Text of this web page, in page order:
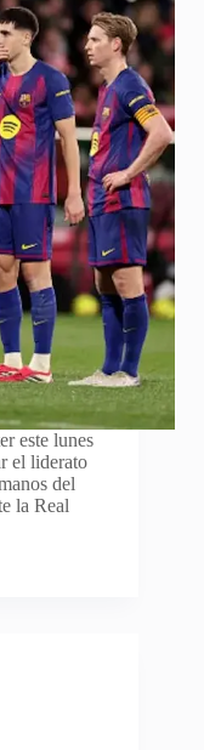
este lunes
el liderato
del
la Real